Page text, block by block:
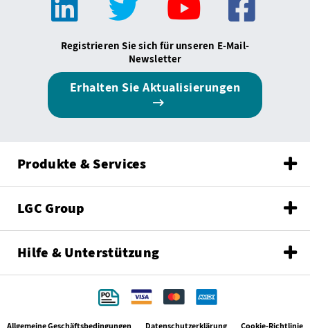
Registrieren Sie sich für unseren E-Mail-
Newsletter
Erhalten Sie Aktualisierungen
Produkte & Services
LGC Group
Hilfe & Unterstützung
Allgemeine Geschäftsbedingungen Datenschutzerklärung Cookie-Richtlinie